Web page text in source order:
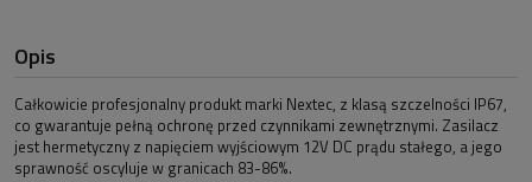
Opis
Całkowicie profesjonalny produkt marki Nextec, z klasą szczelności IP67,
co gwarantuje pełną ochronę przed czynnikami zewnętrznymi. Zasilacz
jest hermetyczny z napięciem wyjściowym 12V DC prądu stałego, a jego
sprawność oscyluje w granicach 83-86%.